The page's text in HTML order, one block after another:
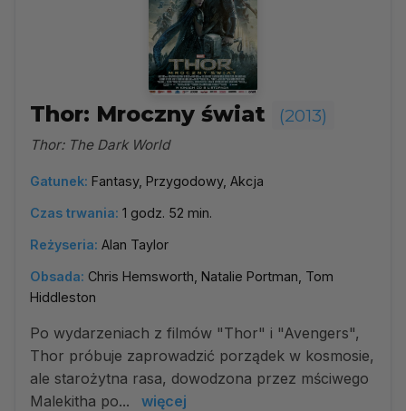
Thor: Mroczny świat (2013)
Thor: The Dark World
Gatunek: Fantasy, Przygodowy, Akcja
Czas trwania: 1 godz. 52 min.
Reżyseria: Alan Taylor
Obsada: Chris Hemsworth, Natalie Portman, Tom
Hiddleston
Po wydarzeniach z filmów "Thor" i "Avengers",
Thor próbuje zaprowadzić porządek w kosmosie,
ale starożytna rasa, dowodzona przez mściwego
Malekitha po...
więcej